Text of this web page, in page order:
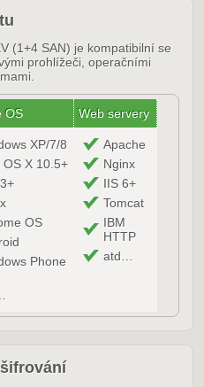
(1+4 SAN) je kompatibilní se
prohlížeči, operačními
OS Web servery
XP/7/8
OS X 10.5+
OS
Phone
Apache
Nginx
IIS 6+
Tomcat
IBM
HTTP
atd…